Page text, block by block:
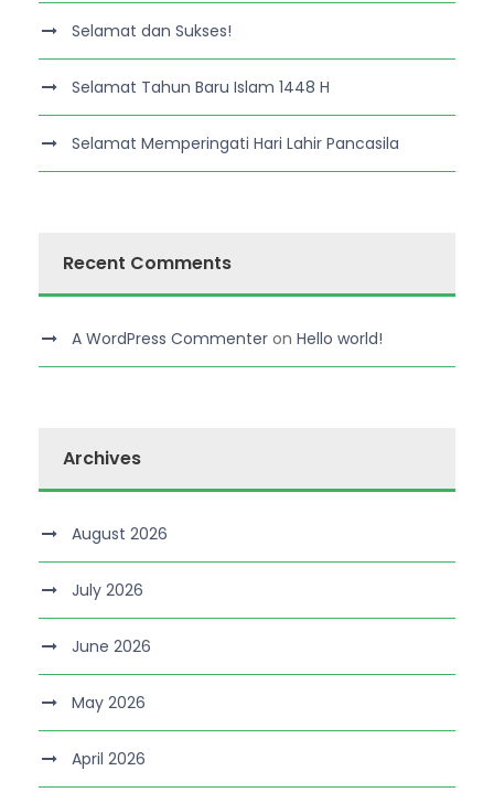
Selamat dan Sukses!
Selamat Tahun Baru Islam 1448 H
Selamat Memperingati Hari Lahir Pancasila
Recent Comments
A WordPress Commenter on Hello world!
Archives
August 2026
July 2026
June 2026
May 2026
April 2026